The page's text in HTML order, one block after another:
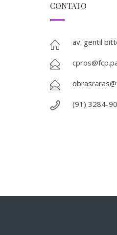
CONTATO
av. gentil
(91) 3284-